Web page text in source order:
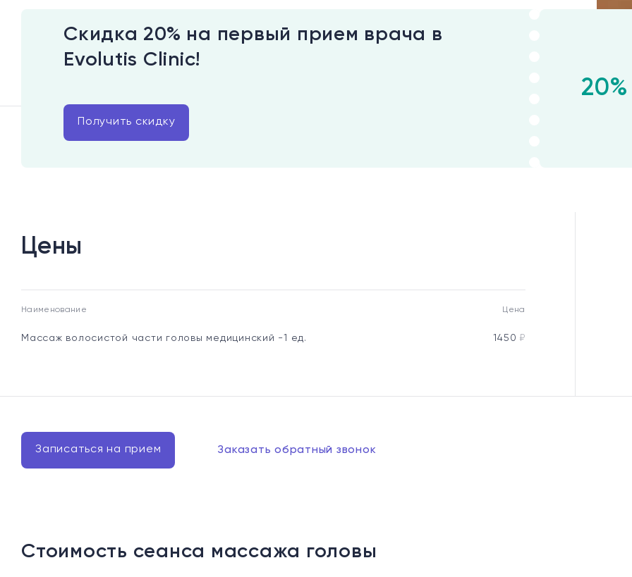
Скидка 20% на первый прием врача в
Evolutis Clinic!
Получить скидку
20%
Цены
Наименование Цена
Массаж волосистой части головы медицинский -1 ед. 1450 ₽
Записаться на прием Заказать обратный звонок
Стоимость сеанса массажа головы